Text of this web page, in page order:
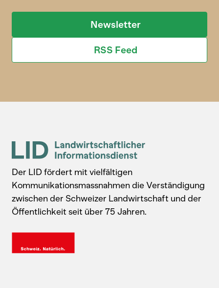
Newsletter
RSS Feed
Der LID fördert mit vielfältigen
Kommunikationsmassnahmen die Verständigung
zwischen der Schweizer Landwirtschaft und der
Öffentlichkeit seit über 75 Jahren.